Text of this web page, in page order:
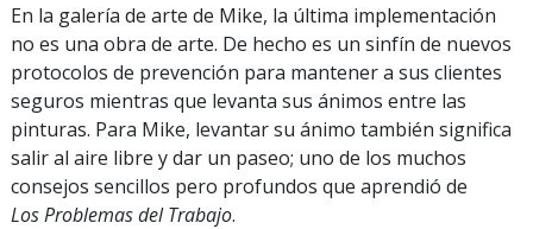
En la galería de arte de Mike, la última implementación
no es una obra de arte. De hecho es un sinfín de nuevos
protocolos de prevención para mantener a sus clientes
seguros mientras que levanta sus ánimos entre las
pinturas. Para Mike, levantar su ánimo también significa
salir al aire libre y dar un paseo; uno de los muchos
consejos sencillos pero profundos que aprendió de
Los Problemas del Trabajo.